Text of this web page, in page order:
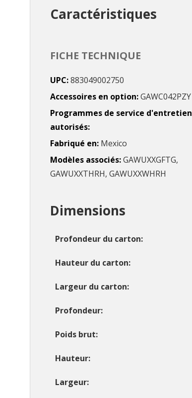
Caractéristiques
FICHE TECHNIQUE
UPC 883049002750
Accessoires en option GAWC042PZY
Programmes de service d'entretien
autorisés
Fabriqué en Mexico
Modèles associés GAWUXXGFTG,
GAWUXXTHRH, GAWUXXWHRH
Dimensions
Profondeur du carton
Hauteur du carton
Largeur du carton
Profondeur
Poids brut
Hauteur
Largeur